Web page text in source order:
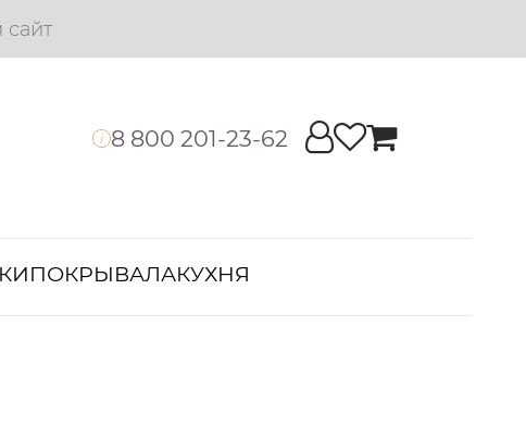
i 8 800 201-23-62
ПОКРЫВАЛАКУХНЯ